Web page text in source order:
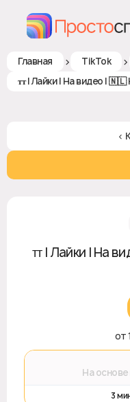
Главная > TikTok >
ᴛᴛ | Лайки | На видео |
<
ᴛᴛ | Лайки | На
от
На основе
3